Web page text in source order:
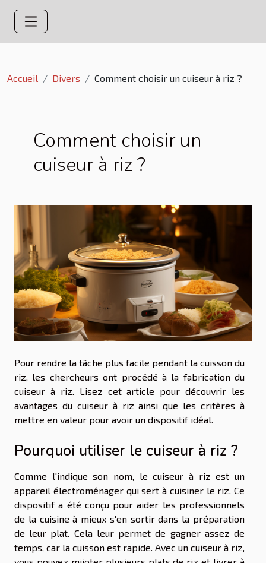
Accueil Divers Comment choisir un cuiseur à riz ?
Comment choisir un
cuiseur à riz ?
Pour rendre la tâche plus facile pendant la cuisson du
riz, les chercheurs ont procédé à la fabrication du
cuiseur à riz. Lisez cet article pour découvrir les
avantages du cuiseur à riz ainsi que les critères à
mettre en valeur pour avoir un dispositif idéal.
Pourquoi utiliser le cuiseur à riz ?
Comme l'indique son nom, le cuiseur à riz est un
appareil électroménager qui sert à cuisiner le riz. Ce
dispositif a été conçu pour aider les professionnels
de la cuisine à mieux s'en sortir dans la préparation
de leur plat. Cela leur permet de gagner assez de
temps, car la cuisson est rapide. Avec un cuiseur à riz,